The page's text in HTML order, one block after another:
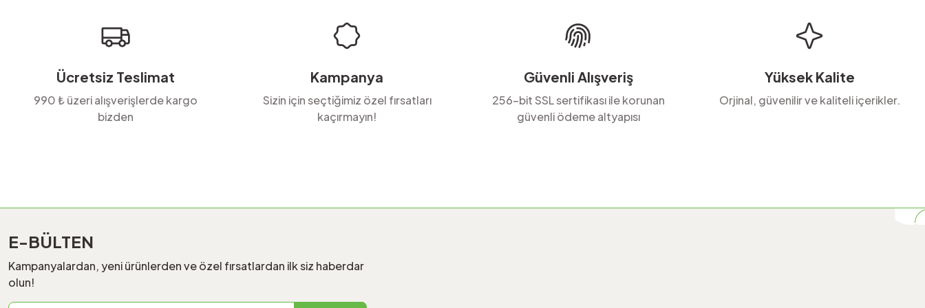
Bu ürüne benzer farklı alternatifler olmalı.
Ücretsiz Teslimat
990 ₺ üzeri alışverişlerde kargo
bizden
Kampanya
Sizin için seçtiğimiz özel fırsatları
kaçırmayın!
Güvenli Alışveriş
256-bit SSL sertifikası ile korunan
güvenli ödeme altyapısı
Yüksek Kalite
Orjinal, güvenilir ve kaliteli içerikler.
E-BÜLTEN
Kampanyalardan, yeni ürünlerden ve özel fırsatlardan ilk siz haberdar
olun!